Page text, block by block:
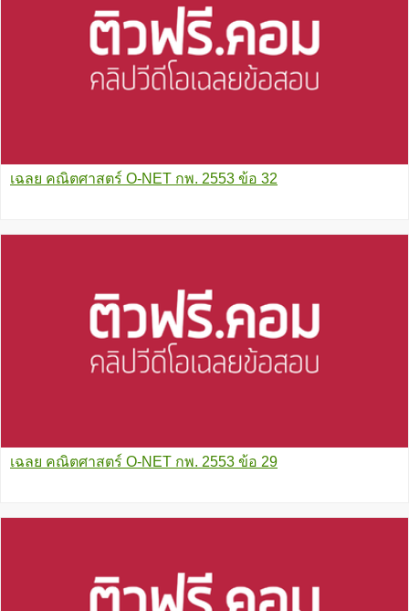
เฉลย คณิตศาสตร์ O-NET กพ. 2553 ข้อ 32
เฉลย คณิตศาสตร์ O-NET กพ. 2553 ข้อ 29